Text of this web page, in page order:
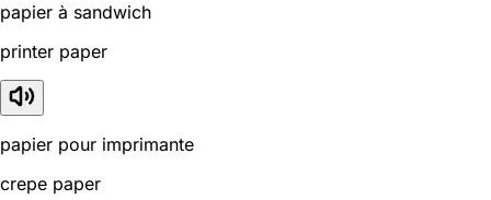
papier à sandwich
printer paper
papier pour imprimante
crepe paper